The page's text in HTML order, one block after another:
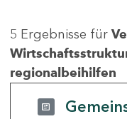
5 Ergebnisse für
regionalbeihilfen